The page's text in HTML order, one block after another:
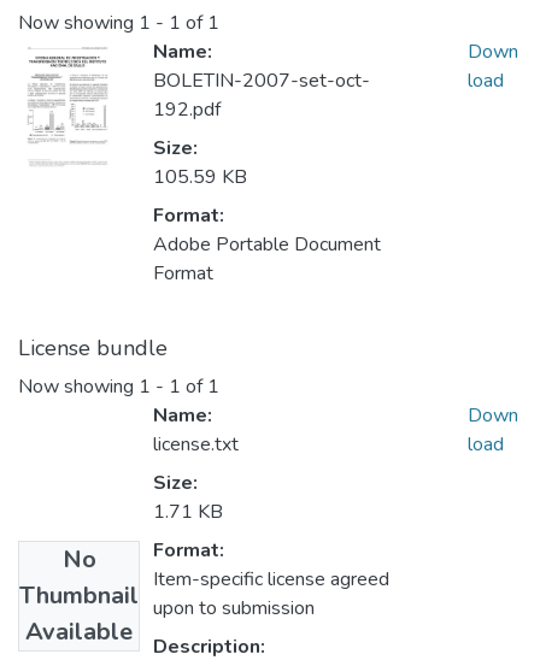
Now showing 1 - 1 of 1
Name:
BOLETIN-2007-set-oct-
192.pdf
Size:
105.59 KB
Format:
Adobe Portable Document
Format
Down
load
License bundle
Now showing 1 - 1 of 1
No
Thumbnail
Available
Name:
license.txt
Size:
1.71 KB
Format:
Item-specific license agreed
upon to submission
Description:
Down
load